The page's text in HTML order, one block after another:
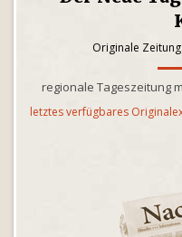
Originale
regionale Tageszeitung
letztes verfügbares